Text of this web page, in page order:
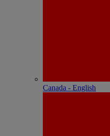
Canada - English